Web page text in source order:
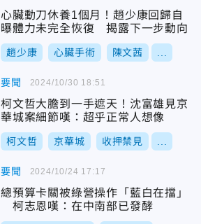
心臟動刀休養1個月！趙少康回歸自
曝體力未完全恢復 揭露下一步動向
趙少康 心臟手術 陳文茜
要聞
柯文哲大膽到一手遮天！沈富雄見京
華城案細節嘆：超乎正常人想像
柯文哲 京華城 收押禁見
2024/10/30 18:51
要聞
總預算卡關被綠營操作「藍白在擋」
柯志恩嘆：在中南部已發酵
2024/10/24 17:17